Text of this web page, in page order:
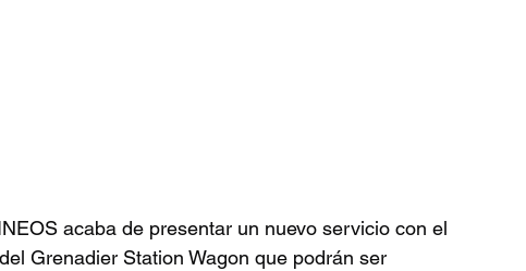
acaba de presentar un nuevo servicio con el
Grenadier Station Wagon que podrán ser